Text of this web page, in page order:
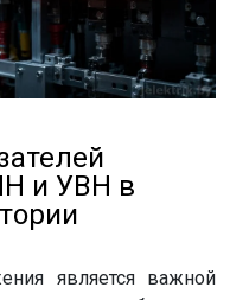
и УВН в
является важной